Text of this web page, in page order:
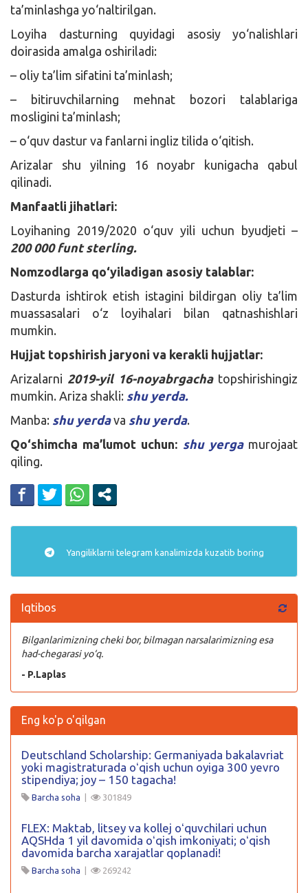
ta’minlashga yo‘naltirilgan.
Loyiha dasturning quyidagi asosiy yo‘nalishlari
doirasida amalga oshiriladi:
– oliy ta’lim sifatini ta’minlash;
– bitiruvchilarning mehnat bozori talablariga
mosligini ta’minlash;
– o‘quv dastur va fanlarni ingliz tilida o‘qitish.
Arizalar shu yilning 16 noyabr kunigacha qabul
qilinadi.
Manfaatli jihatlari:
Loyihaning 2019/2020 o‘quv yili uchun byudjeti –
200 000 funt sterling.
Nomzodlarga qo‘yiladigan asosiy talablar:
Dasturda ishtirok etish istagini bildirgan oliy ta’lim
muassasalari o‘z loyihalari bilan qatnashishlari
mumkin.
Hujjat topshirish jaryoni va kerakli hujjatlar:
Arizalarni 2019-yil 16-noyabrgachatopshirishingiz
mumkin. Ariza shakli: shu yerda.
Manba: shu yerdava shu yerda.
Qo‘shimcha ma’lumot uchun: shu yergamurojaat
qiling.
Yangiliklarni telegram kanalimizda kuzatib boring
Iqtibos
Bilganlarimizning cheki bor, bilmagan narsalarimizning esa
had-chegarasi yo‘q.
- P.Laplas
Eng ko'p o'qilgan
Deutschland Scholarship: Germaniyada bakalavriat
yoki magistraturada oʻqish uchun oyiga 300 yevro
stipendiya; joy – 150 tagacha!
Barcha soha | 301849
FLEX: Maktab, litsey va kollej oʻquvchilari uchun
AQSHda 1 yil davomida oʻqish imkoniyati; oʻqish
davomida barcha xarajatlar qoplanadi!
Barcha soha | 269242